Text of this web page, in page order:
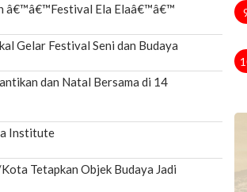
â€™â€™Festival Ela Elaâ€™â€™
Gelar Festival Seni dan Budaya
dan Natal Bersama di 14
Institute
Tetapkan Objek Budaya Jadi